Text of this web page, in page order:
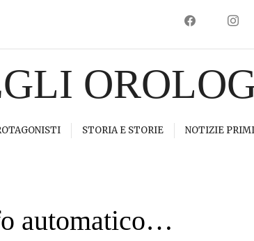
FACEBOOK
STORIA E STORIE NOTIZIE
automatico…